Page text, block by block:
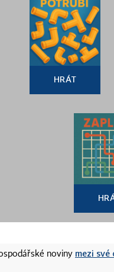
HRÁT
noviny mezi